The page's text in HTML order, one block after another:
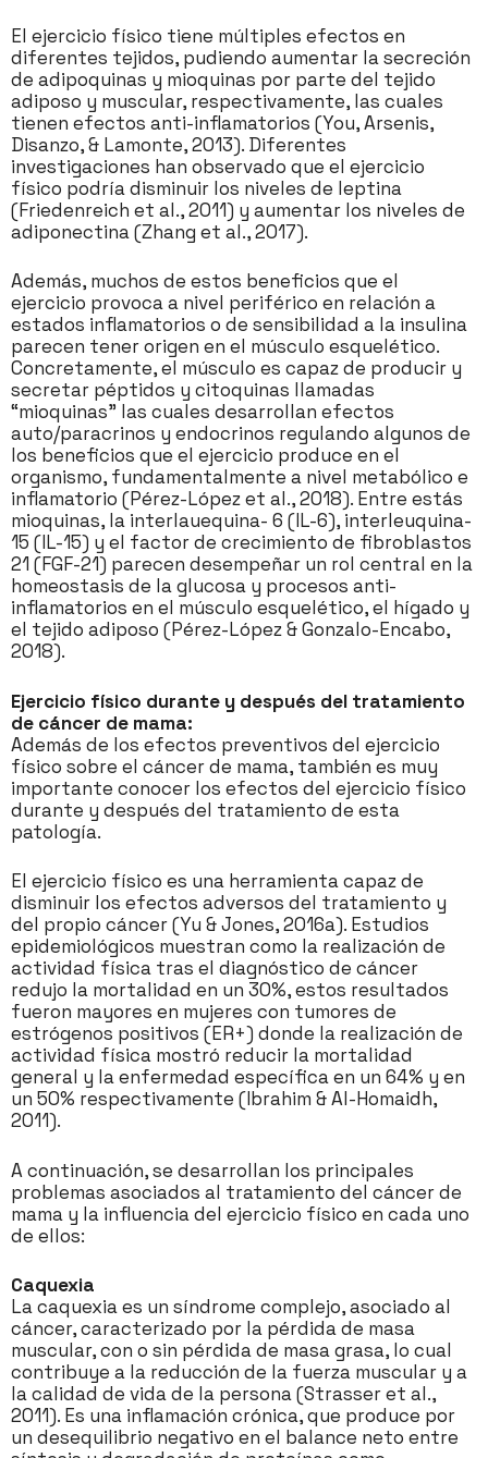
El ejercicio físico tiene múltiples efectos en
diferentes tejidos, pudiendo aumentar la secreción
de adipoquinas y mioquinas por parte del tejido
adiposo y muscular, respectivamente, las cuales
tienen efectos anti-inflamatorios (You, Arsenis,
Disanzo, & Lamonte, 2013). Diferentes
investigaciones han observado que el ejercicio
físico podría disminuir los niveles de leptina
(Friedenreich et al., 2011) y aumentar los niveles de
adiponectina (Zhang et al., 2017).
Además, muchos de estos beneficios que el
ejercicio provoca a nivel periférico en relación a
estados inflamatorios o de sensibilidad a la insulina
parecen tener origen en el músculo esquelético.
Concretamente, el músculo es capaz de producir y
secretar péptidos y citoquinas llamadas
“mioquinas” las cuales desarrollan efectos
auto/paracrinos y endocrinos regulando algunos de
los beneficios que el ejercicio produce en el
organismo, fundamentalmente a nivel metabólico e
inflamatorio (Pérez-López et al., 2018). Entre estás
mioquinas, la interlauequina- 6 (IL-6), interleuquina-
15 (IL-15) y el factor de crecimiento de fibroblastos
21 (FGF-21) parecen desempeñar un rol central en la
homeostasis de la glucosa y procesos anti-
inflamatorios en el músculo esquelético, el hígado y
el tejido adiposo (Pérez-López & Gonzalo-Encabo,
2018).
Ejercicio físico durante y después del tratamiento
de cáncer de mama:
Además de los efectos preventivos del ejercicio
físico sobre el cáncer de mama, también es muy
importante conocer los efectos del ejercicio físico
durante y después del tratamiento de esta
patología.
El ejercicio físico es una herramienta capaz de
disminuir los efectos adversos del tratamiento y
del propio cáncer (Yu & Jones, 2016a). Estudios
epidemiológicos muestran como la realización de
actividad física tras el diagnóstico de cáncer
redujo la mortalidad en un 30%, estos resultados
fueron mayores en mujeres con tumores de
estrógenos positivos (ER+) donde la realización de
actividad física mostró reducir la mortalidad
general y la enfermedad específica en un 64% y en
un 50% respectivamente (Ibrahim & Al-Homaidh,
2011).
A continuación, se desarrollan los principales
problemas asociados al tratamiento del cáncer de
mama y la influencia del ejercicio físico en cada uno
de ellos:
Caquexia
La caquexia es un síndrome complejo, asociado al
cáncer, caracterizado por la pérdida de masa
muscular, con o sin pérdida de masa grasa, lo cual
contribuye a la reducción de la fuerza muscular y a
la calidad de vida de la persona (Strasser et al.,
2011). Es una inflamación crónica, que produce por
un desequilibrio negativo en el balance neto entre